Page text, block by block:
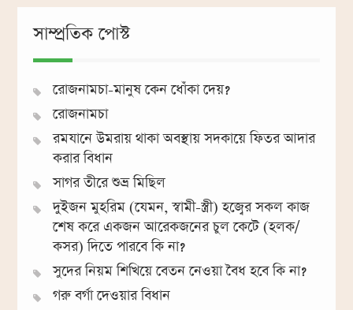
সাম্প্রতিক পোস্ট
রোজনামচা-মানুষ কেন ধোঁকা দেয়?
রোজনামচা
রমযানে উমরায় থাকা অবস্থায় সদকায়ে ফিতর আদার
করার বিধান
সাগর তীরে শুভ্র মিছিল
দুইজন মুহরিম (যেমন, স্বামী-স্ত্রী) হজ্বের সকল কাজ
শেষ করে একজন আরেকজনের চুল কেটে (হলক/
কসর) দিতে পারবে কি না?
সুদের নিয়ম শিখিয়ে বেতন নেওয়া বৈধ হবে কি না?
গরু বর্গা দেওয়ার বিধান